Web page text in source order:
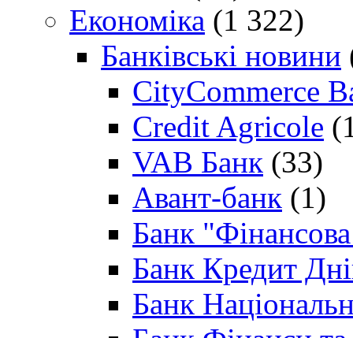
Економіка (1 322)
Банківські новини
CityCommerce
Credit Agricole
VAB Банк (33)
Авант-банк (1)
Банк "Фінансова
Банк Кредит
Банк